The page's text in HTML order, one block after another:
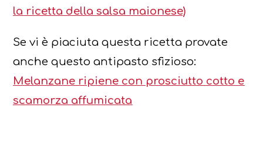
la ricetta della salsa maionese)
Se vi è piaciuta questa ricetta provate
anche questo antipasto sfizioso:
Melanzane ripiene con prosciutto cotto e
scamorza affumicata